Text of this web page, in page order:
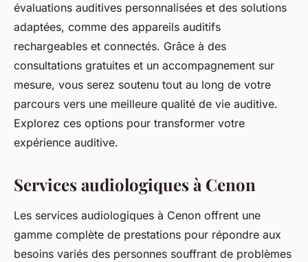
fabienne•25 mars 2025 •7 min de lecture
évaluations auditives personnalisées et des solutions
adaptées, comme des appareils auditifs
rechargeables et connectés. Grâce à des
consultations gratuites et un accompagnement sur
mesure, vous serez soutenu tout au long de votre
parcours vers une meilleure qualité de vie auditive.
Explorez ces options pour transformer votre
expérience auditive.
Services audiologiques à Cenon
Les services audiologiques à Cenon offrent une
gamme complète de prestations pour répondre aux
besoins variés des personnes souffrant de problèmes